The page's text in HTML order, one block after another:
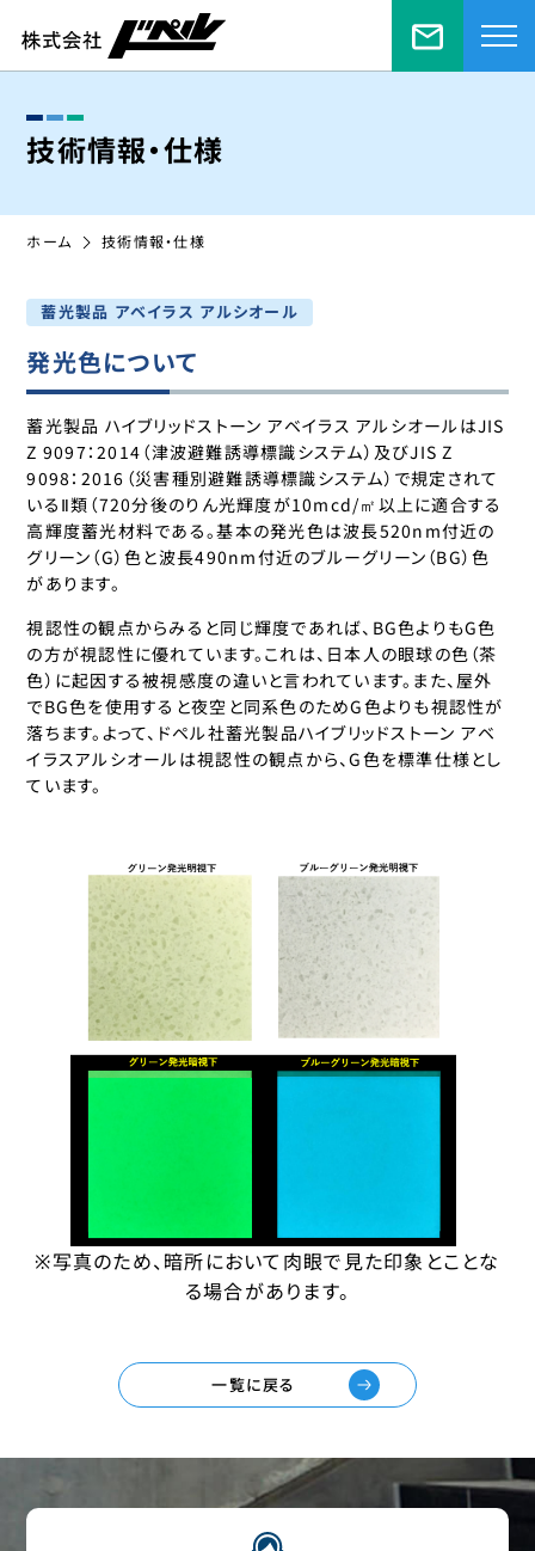
技術情報・仕様
ホーム 技術情報・仕様
蓄光製品 アベイラス アルシオール
発光色について
蓄光製品 ハイブリッドストーン アベイラス アルシオールはJIS
Z 9097：2014（津波避難誘導標識システム）及びJIS Z
9098：2016（災害種別避難誘導標識システム）で規定されて
いるⅡ類（720分後のりん光輝度が10mcd/㎡以上に適合する
高輝度蓄光材料である。基本の発光色は波長520nm付近の
グリーン（G）色と波長490nm付近のブルーグリーン（BG）色
があります。
視認性の観点からみると同じ輝度であれば、BG色よりもG色
の方が視認性に優れています。これは、日本人の眼球の色（茶
色）に起因する被視感度の違いと言われています。また、屋外
でBG色を使用すると夜空と同系色のためG色よりも視認性が
落ちます。よって、ドペル社蓄光製品ハイブリッドストーン アベ
イラスアルシオールは視認性の観点から、G色を標準仕様とし
ています。
※写真のため、暗所において肉眼で見た印象とことな
る場合があります。
一覧に戻る